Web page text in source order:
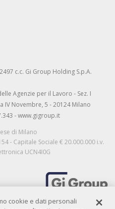
c.c. Gi Group Holding S.p.A.
Agenzie per il Lavoro - Sez. I
IV Novembre, 5 - 20124 Milano
- www.gigroup.it
di Milano
- Capitale Sociale € 20.000.000 i.v.
UCN4I0G
MORE THAN WORK
cookie e dati personali